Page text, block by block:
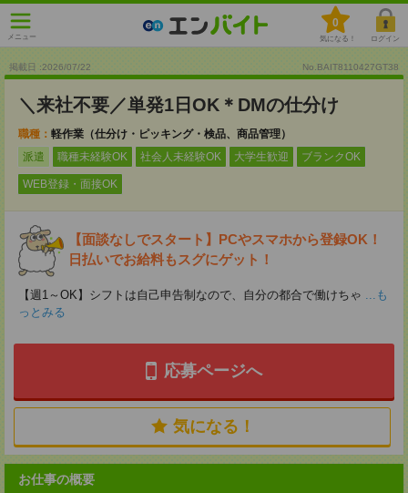
メニュー
0
気になる！ ログイン
掲載日 :2026/07/22 No.BAIT8110427GT38
＼来社不要／単発1日OK＊DMの仕分け
職種： 軽作業（仕分け・ピッキング・検品、商品管理）
派遣
職種未経験OK 社会人未経験OK 大学生歓迎 ブランクOK
WEB登録・面接OK
【面談なしでスタート】PCやスマホから登録OK！
日払いでお給料もスグにゲット！
【週1～OK】シフトは自己申告制なので、自分の都合で働けちゃ ...も
っとみる
応募ページへ
気になる！
お仕事の概要